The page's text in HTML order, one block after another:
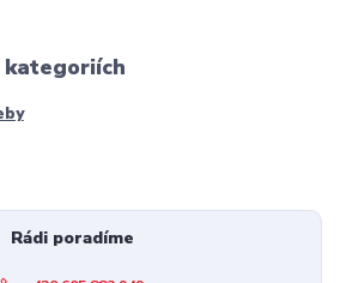
kategoriích
Rádi poradíme